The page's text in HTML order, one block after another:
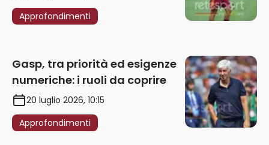
Approfondimenti
Gasp, tra priorità ed esigenze
numeriche: i ruoli da coprire
20 luglio 2026, 10:15
Approfondimenti